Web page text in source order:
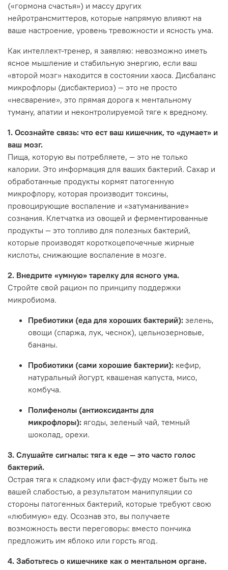
(«гормона счастья») и массу других
нейротрансмиттеров, которые напрямую влияют на
ваше настроение, уровень тревожности и ясность ума.
Как интеллект-тренер, я заявляю: невозможно иметь
ясное мышление и стабильную энергию, если ваш
«второй мозг» находится в состоянии хаоса. Дисбаланс
микрофлоры (дисбактериоз) — это не просто
«несварение», это прямая дорога к ментальному
туману, апатии и неконтролируемой тяге к вредному.
1. Осознайте связь: что ест ваш кишечник, то «думает» и
ваш мозг.
Пища, которую вы потребляете, — это не только
калории. Это информация для ваших бактерий. Сахар и
обработанные продукты кормят патогенную
микрофлору, которая производит токсины,
провоцирующие воспаление и «затуманивание»
сознания. Клетчатка из овощей и ферментированные
продукты — это топливо для полезных бактерий,
которые производят короткоцепочечные жирные
кислоты, снижающие воспаление в мозге.
2. Внедрите «умную» тарелку для ясного ума.
Стройте свой рацион по принципу поддержки
микробиома.
Пребиотики (еда для хороших бактерий): зелень,
овощи (спаржа, лук, чеснок), цельнозерновые,
бананы.
Пробиотики (сами хорошие бактерии): кефир,
натуральный йогурт, квашеная капуста, мисо,
комбуча.
Полифенолы (антиоксиданты для
микрофлоры): ягоды, зеленый чай, темный
шоколад, орехи.
3. Слушайте сигналы: тяга к еде — это часто голос
бактерий.
Острая тяга к сладкому или фаст-фуду может быть не
вашей слабостью, а результатом манипуляции со
стороны патогенных бактерий, которые требуют свою
«любимую» еду. Осознав это, вы получаете
возможность вести переговоры: вместо пончика
предложить им яблоко или горсть ягод.
4. Заботьтесь о кишечнике как о ментальном органе.